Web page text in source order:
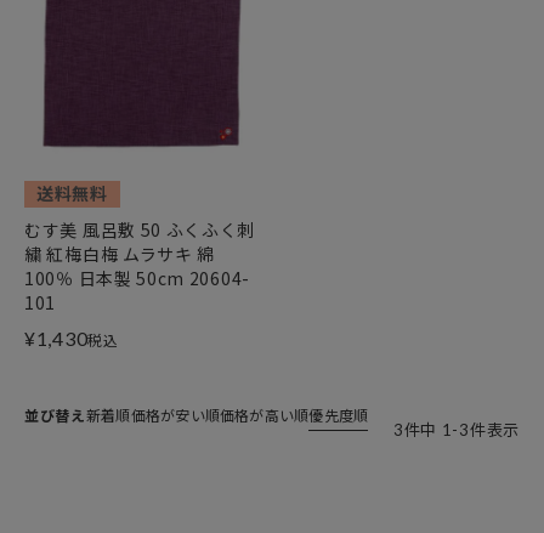
送料無料
むす美 風呂敷 50 ふくふく刺
繍 紅梅白梅 ムラサキ 綿
100％ 日本製 50cm 20604-
101
¥1,430税込
並び替え 新着順価格が安い順価格が高い順優先度順
3件中 1 -3件表示